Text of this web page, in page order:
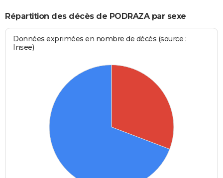
Répartition des décès de PODRAZA par sexe
Données exprimées en nombre de décès (source :
Insee)